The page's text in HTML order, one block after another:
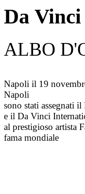
Da
ALBO
Napoli il 19
Napoli
sono stati assegnati
e il Da Vinci
al prestigioso artista
fama mondiale